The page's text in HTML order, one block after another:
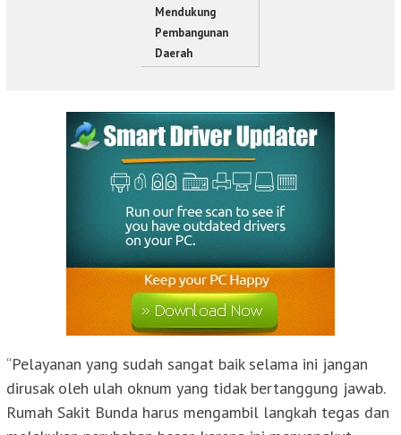
Mendukung
Pembangunan
Daerah
“Pelayanan yang sudah sangat baik selama ini jangan
dirusak oleh ulah oknum yang tidak bertanggung jawab.
Rumah Sakit Bunda harus mengambil langkah tegas dan